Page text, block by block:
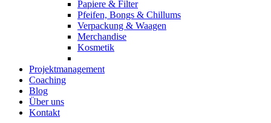
Papiere & Filter
Pfeifen, Bongs & Chillums
Verpackung & Waagen
Merchandise
Kosmetik
Projektmanagement
Coaching
Blog
Über uns
Kontakt